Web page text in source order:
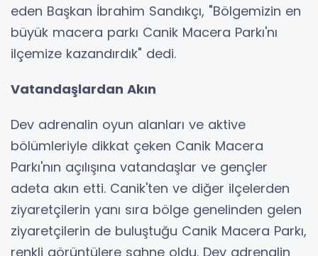
eden Başkan İbrahim Sandıkçı, "Bölgemizin en
büyük macera parkı Canik Macera Parkı'nı
ilçemize kazandırdık" dedi.
Vatandaşlardan Akın
Dev adrenalin oyun alanları ve aktive
bölümleriyle dikkat çeken Canik Macera
Parkı'nın açılışına vatandaşlar ve gençler
adeta akın etti. Canik'ten ve diğer ilçelerden
ziyaretçilerin yanı sıra bölge genelinden gelen
ziyaretçilerin de buluştuğu Canik Macera Parkı,
renkli görüntülere sahne oldu. Dev adrenalin